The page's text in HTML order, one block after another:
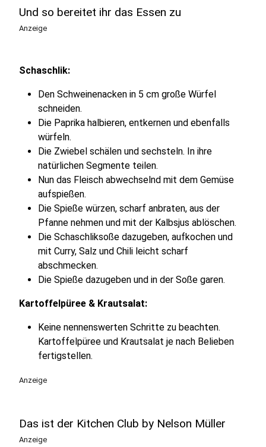
Und so bereitet ihr das Essen zu
Anzeige
Schaschlik:
Den Schweinenacken in 5 cm große Würfel
schneiden.
Die Paprika halbieren, entkernen und ebenfalls
würfeln.
Die Zwiebel schälen und sechsteln. In ihre
natürlichen Segmente teilen.
Nun das Fleisch abwechselnd mit dem Gemüse
aufspießen.
Die Spieße würzen, scharf anbraten, aus der
Pfanne nehmen und mit der Kalbsjus ablöschen.
Die Schaschliksoße dazugeben, aufkochen und
mit Curry, Salz und Chili leicht scharf
abschmecken.
Die Spieße dazugeben und in der Soße garen.
Kartoffelpüree & Krautsalat:
Keine nennenswerten Schritte zu beachten.
Kartoffelpüree und Krautsalat je nach Belieben
fertigstellen.
Anzeige
Das ist der Kitchen Club by Nelson Müller
Anzeige